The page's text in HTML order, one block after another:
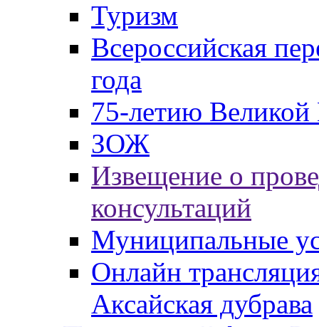
Туризм
Всероссийская
года
75-летию
ЗОЖ
Извещение о
консультаций
Муниципальные
Онлайн
Аксайская дубрава